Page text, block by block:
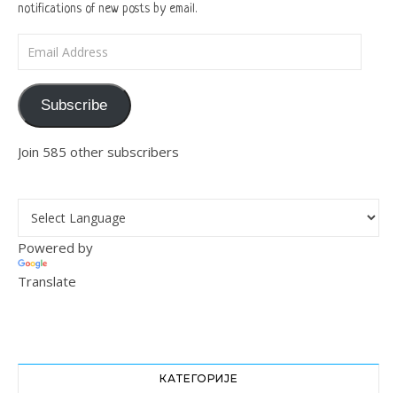
notifications of new posts by email.
Subscribe
Join 585 other subscribers
Powered by
Translate
КАТЕГОРИЈЕ